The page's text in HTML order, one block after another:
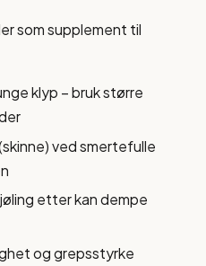
som supplement til
klyp – bruk større
ved smertefulle
etter kan dempe
og grepsstyrke